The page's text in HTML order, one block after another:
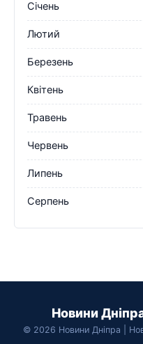
Січень
Лютий
Березень
Квітень
Травень
Червень
Липень
Серпень
Новини
© 2026 Новини Дніпра |